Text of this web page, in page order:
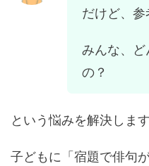
だけど、
みんな、
の？
という悩みを解決します
子どもに「宿題で俳句